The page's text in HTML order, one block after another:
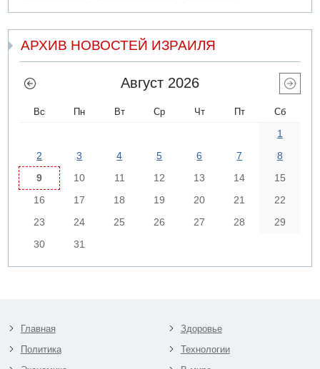
АРХИВ НОВОСТЕЙ ИЗРАИЛЯ
Август 2026
Вс Пн Вт Ср Чт Пт Сб
1
2
3 4 5 6 7
8
9
10 11 12 13 14
15
16
17 18 19 20 21
22
23
24 25 26 27 28
29
30
31
Главная
Политика
Здоровье
Технологии